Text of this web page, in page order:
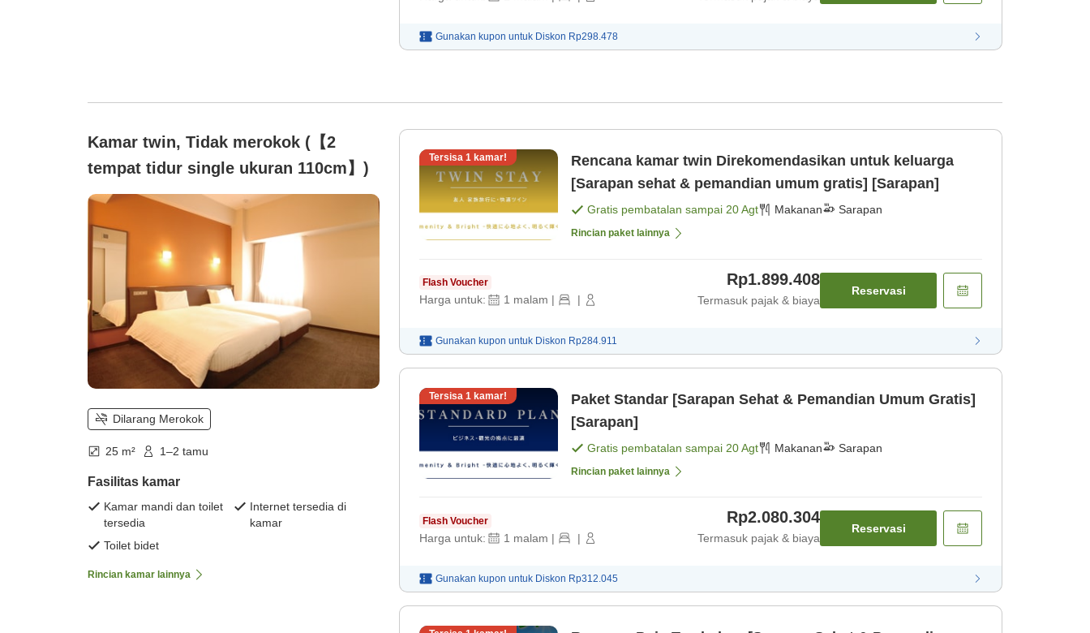
Gunakan kupon untuk Diskon Rp298.478
Kamar twin, Tidak merokok (【2
tempat tidur single ukuran 110cm】)
Dilarang Merokok
25 m² 1–2 tamu
Fasilitas kamar
Kamar mandi dan toilet
tersedia
Internet tersedia di
kamar
Toilet bidet
Rincian kamar lainnya
Tersisa 1 kamar!
Rencana kamar twin Direkomendasikan untuk keluarga
[Sarapan sehat & pemandian umum gratis] [Sarapan]
Gratis pembatalan sampai 20 Agt Makanan Sarapan
Rincian paket lainnya
Flash Voucher
Harga untuk: 1 malam | |
Rp1.899.408
Termasuk pajak & biaya
Reservasi
Gunakan kupon untuk Diskon Rp284.911
Tersisa 1 kamar!
Paket Standar [Sarapan Sehat & Pemandian Umum Gratis]
[Sarapan]
Gratis pembatalan sampai 20 Agt Makanan Sarapan
Rincian paket lainnya
Flash Voucher
Harga untuk: 1 malam | |
Rp2.080.304
Termasuk pajak & biaya
Reservasi
Gunakan kupon untuk Diskon Rp312.045